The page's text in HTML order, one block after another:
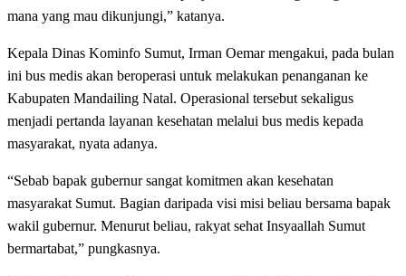
mana yang mau dikunjungi,” katanya.
Kepala Dinas Kominfo Sumut, Irman Oemar mengakui, pada bulan
ini bus medis akan beroperasi untuk melakukan penanganan ke
Kabupaten Mandailing Natal. Operasional tersebut sekaligus
menjadi pertanda layanan kesehatan melalui bus medis kepada
masyarakat, nyata adanya.
“Sebab bapak gubernur sangat komitmen akan kesehatan
masyarakat Sumut. Bagian daripada visi misi beliau bersama bapak
wakil gubernur. Menurut beliau, rakyat sehat Insyaallah Sumut
bermartabat,” pungkasnya.